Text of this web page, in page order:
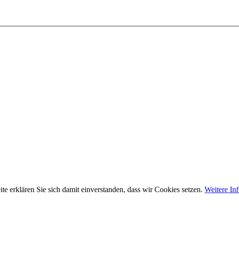
erklären Sie sich damit einverstanden, dass wir Cookies setzen. Weitere